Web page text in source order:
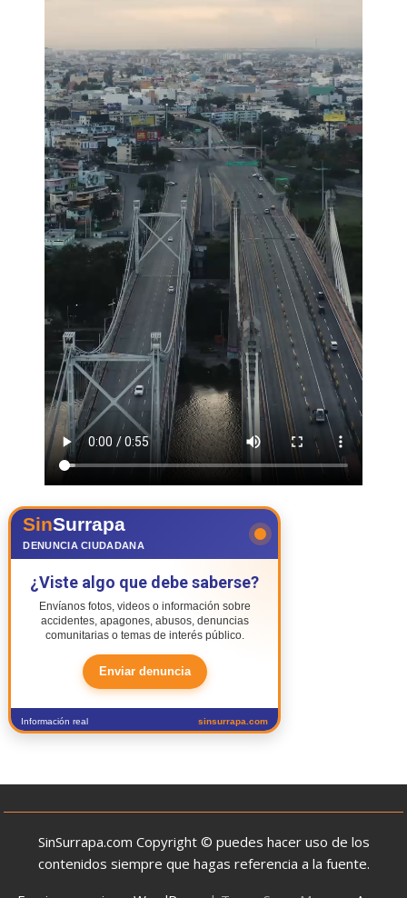
SinSurrapa
DENUNCIA CIUDADANA
¿Viste algo que debe saberse?
Envíanos fotos, videos o información sobre
accidentes, apagones, abusos, denuncias
comunitarias o temas de interés público.
Enviar denuncia
Información real sinsurrapa.com
SinSurrapa.com Copyright © puedes hacer uso de los
contenidos siempre que hagas referencia a la fuente.